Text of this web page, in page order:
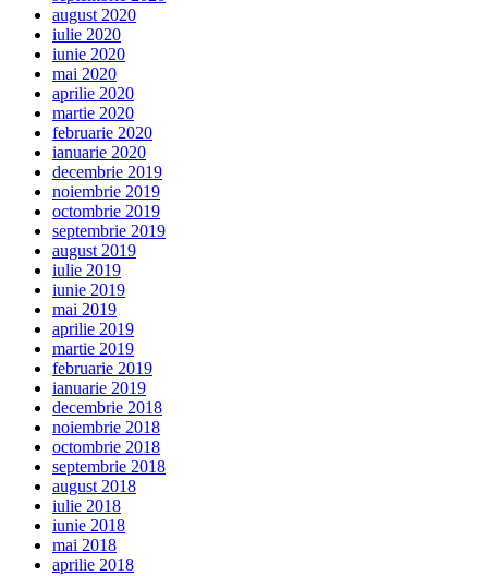
august 2020
iulie 2020
iunie 2020
mai 2020
aprilie 2020
martie 2020
februarie 2020
ianuarie 2020
decembrie 2019
noiembrie 2019
octombrie 2019
septembrie 2019
august 2019
iulie 2019
iunie 2019
mai 2019
aprilie 2019
martie 2019
februarie 2019
ianuarie 2019
decembrie 2018
noiembrie 2018
octombrie 2018
septembrie 2018
august 2018
iulie 2018
iunie 2018
mai 2018
aprilie 2018